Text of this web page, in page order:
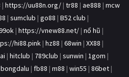
| https://uu88n.org/ | tr88 | ae888 | mcw
| sumclub | go88 | B52 club |
| https://vnew88.net/ | nổ hũ |
hi88.pink | hz88 | 68win | XX88 |
| hitclub | 789club | sunwin | 1gom |
bongdalu | fb88 | m88 | win55 | 86bet |